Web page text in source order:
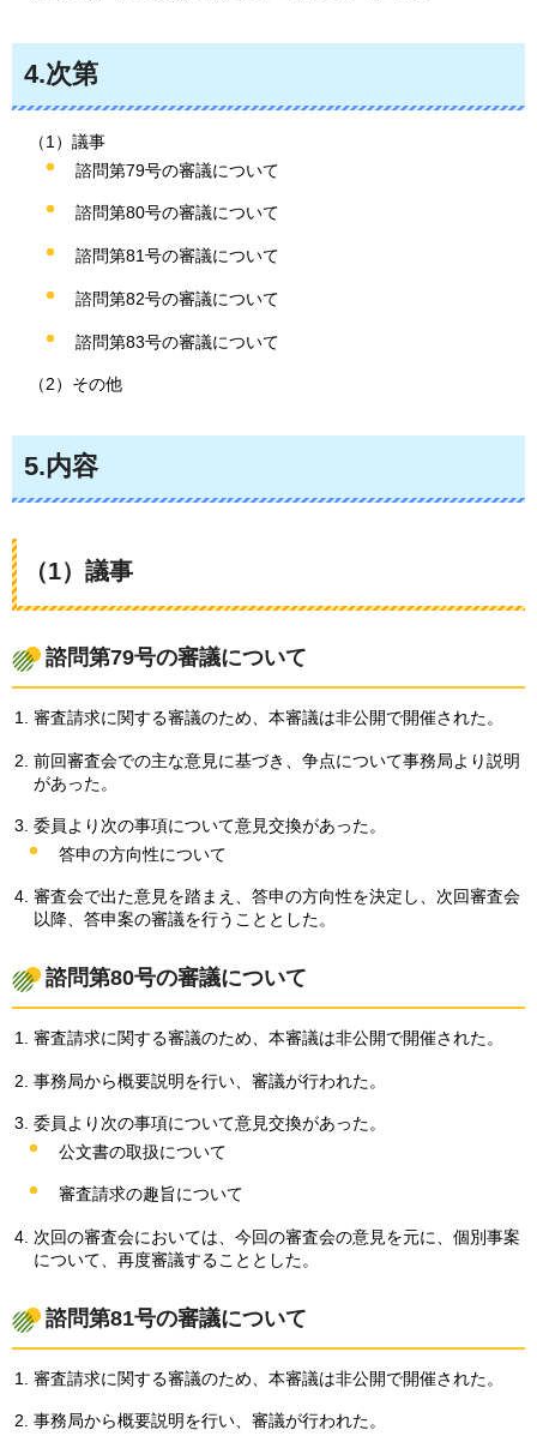
4.次第
（1）議事
諮問第79号の審議について
諮問第80号の審議について
諮問第81号の審議について
諮問第82号の審議について
諮問第83号の審議について
（2）その他
5.内容
（1）議事
諮問第79号の審議について
審査請求に関する審議のため、本審議は非公開で開催された。
前回審査会での主な意見に基づき、争点について事務局より説明
があった。
委員より次の事項について意見交換があった。
答申の方向性について
審査会で出た意見を踏まえ、答申の方向性を決定し、次回審査会
以降、答申案の審議を行うこととした。
諮問第80号の審議について
審査請求に関する審議のため、本審議は非公開で開催された。
事務局から概要説明を行い、審議が行われた。
委員より次の事項について意見交換があった。
公文書の取扱について
審査請求の趣旨について
次回の審査会においては、今回の審査会の意見を元に、個別事案
について、再度審議することとした。
諮問第81号の審議について
審査請求に関する審議のため、本審議は非公開で開催された。
事務局から概要説明を行い、審議が行われた。